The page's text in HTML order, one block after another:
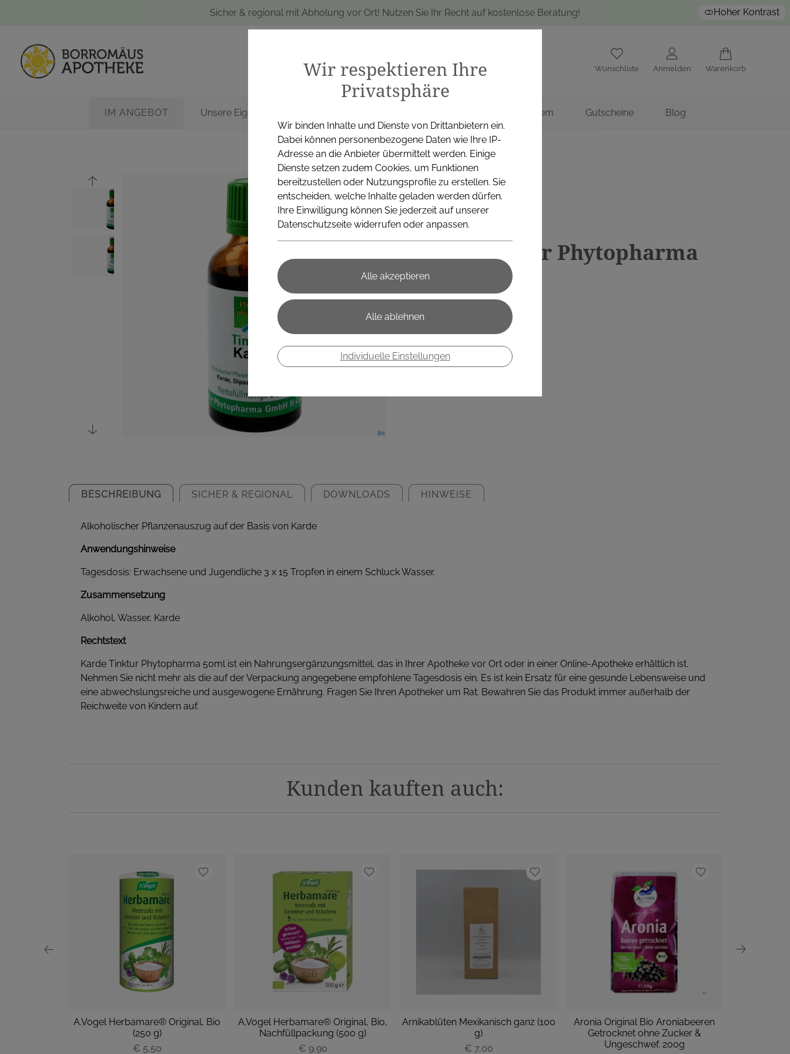
Sicher & regional mit Abholung vor Ort! Nutzen Sie Ihr Recht auf kostenlose Beratung! Hoher Kontrast
Wunschliste Anmelden Warenkorb
IM ANGEBOT Unsere Eigenprodukte Institem Gutscheine Blog
PHYTOPHARMA GMBH
Karde Tinktur Phytopharma
50ml
€ 15,95
€ 31,90 / 100 ml
Preis inkl. MwSt.
zzgl. Versandkosten
BESCHREIBUNG SICHER & REGIONAL DOWNLOADS HINWEISE
Alkoholischer Pflanzenauszug auf der Basis von Karde
Anwendungshinweise
Tagesdosis: Erwachsene und Jugendliche 3 x 15 Tropfen in einem Schluck Wasser.
Zusammensetzung
Alkohol, Wasser, Karde
Rechtstext
Karde Tinktur Phytopharma 50ml ist ein Nahrungsergänzungsmittel, das in Ihrer Apotheke vor Ort oder in einer Online-Apotheke erhältlich ist.
Nehmen Sie nicht mehr als die auf der Verpackung angegebene empfohlene Tagesdosis ein. Es ist kein Ersatz für eine gesunde Lebensweise und
eine abwechslungsreiche und ausgewogene Ernährung. Fragen Sie Ihren Apotheker um Rat. Bewahren Sie das Produkt immer außerhalb der
Reichweite von Kindern auf.
Kunden kauften auch:
A.Vogel Herbamare® Original, Bio
(250 g)
€ 5,50
A.Vogel Herbamare® Original, Bio,
Nachfüllpackung (500 g)
€ 9,90
Arnikablüten Mexikanisch ganz (100
g)
€ 7,00
Aronia Original Bio Aroniabeeren
Getrocknet ohne Zucker &
Ungeschwef. 200g
P
P
P
P
Wir respektieren Ihre
Privatsphäre
Wir binden Inhalte und Dienste von Drittanbietern ein.
Dabei können personenbezogene Daten wie Ihre IP-
Adresse an die Anbieter übermittelt werden. Einige
Dienste setzen zudem Cookies, um Funktionen
bereitzustellen oder Nutzungsprofile zu erstellen. Sie
entscheiden, welche Inhalte geladen werden dürfen.
Ihre Einwilligung können Sie jederzeit auf unserer
Datenschutzseite widerrufen oder anpassen.
Individuelle Einstellungen